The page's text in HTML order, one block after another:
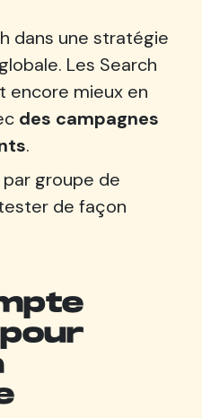
dans une stratégie
Les Search
encore mieux en
des campagnes
.
par groupe de
de façon